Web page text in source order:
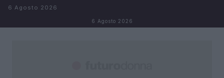
Salta al contenuto
6 Agosto 2026
6 Agosto 2026